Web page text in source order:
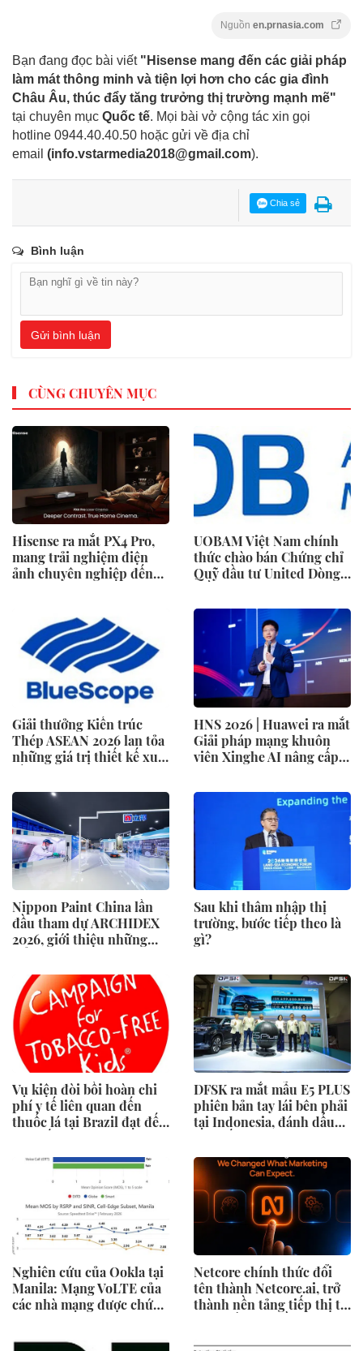
Nguồn en.prnasia.com
Bạn đang đọc bài viết "Hisense mang đến các giải pháp
làm mát thông minh và tiện lợi hơn cho các gia đình
Châu Âu, thúc đẩy tăng trưởng thị trường mạnh mẽ"
tại chuyên mục Quốc tế. Mọi bài vở cộng tác xin gọi
hotline 0944.40.40.50 hoặc gửi về địa chỉ
email (info.vstarmedia2018@gmail.com).
Chia sẻ
Bình luận
Gửi bình luận
CÙNG CHUYÊN MỤC
Hisense ra mắt PX4 Pro,
mang trải nghiệm điện
ảnh chuyên nghiệp đến
UOBAM Việt Nam chính
thức chào bán Chứng chỉ
Quỹ đầu tư United Dòng
Giải thưởng Kiến trúc
Thép ASEAN 2026 lan tỏa
những giá trị thiết kế xuất
HNS 2026 | Huawei ra mắt
Giải pháp mạng khuôn
viên Xinghe AI nâng cấp
Nippon Paint China lần
đầu tham dự ARCHIDEX
2026, giới thiệu những
công nghiệp
Sau khi thâm nhập thị
trường, bước tiếp theo là
gì?
Vụ kiện đòi bồi hoàn chi
phí y tế liên quan đến
thuốc lá tại Brazil đạt đến
tòa án chuẩn bị ra phán
DFSK ra mắt mẫu E5 PLUS
phiên bản tay lái bên phải
tại Indonesia, đánh dấu
trình mở rộng toàn cầu
Nghiên cứu của Ookla tại
Manila: Mạng VoLTE của
các nhà mạng được chứng
Netcore chính thức đổi
tên thành Netcore.ai, trở
thành nền tảng tiếp thị tự